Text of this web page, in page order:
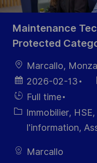
Maintenance
Protected
localisation
Marcallo,
Date
d’affichage
2026-02-13
Hiring
Type
Full time
Catégorie
Immobilier,
I'information,
Marcallo